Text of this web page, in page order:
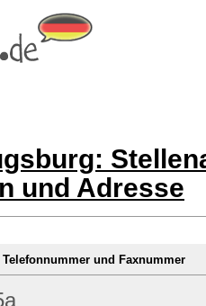
und Adresse
und Faxnummer